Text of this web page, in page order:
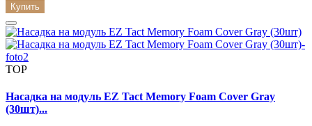
Купить
TOP
Насадка на модуль EZ Tact Memory Foam Cover Gray
(30шт)...